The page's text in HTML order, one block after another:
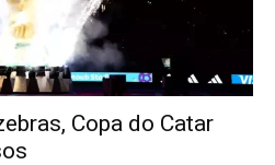
Copa do Catar